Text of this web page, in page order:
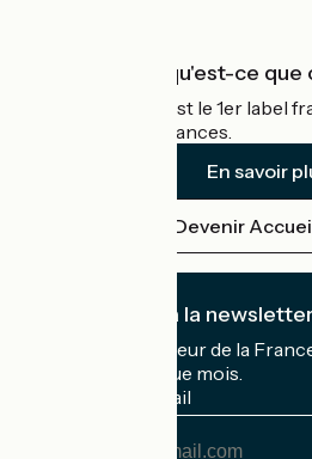
Accueil Vélo qu'est-ce que
Accueil Vélo c'est le 1er label
cyclistes en vacances.
En savoir
Devenir
Je m'abonne à la newsletter
Recevez le meilleur de la
boîte mail chaque mois.
Mon adresse mail